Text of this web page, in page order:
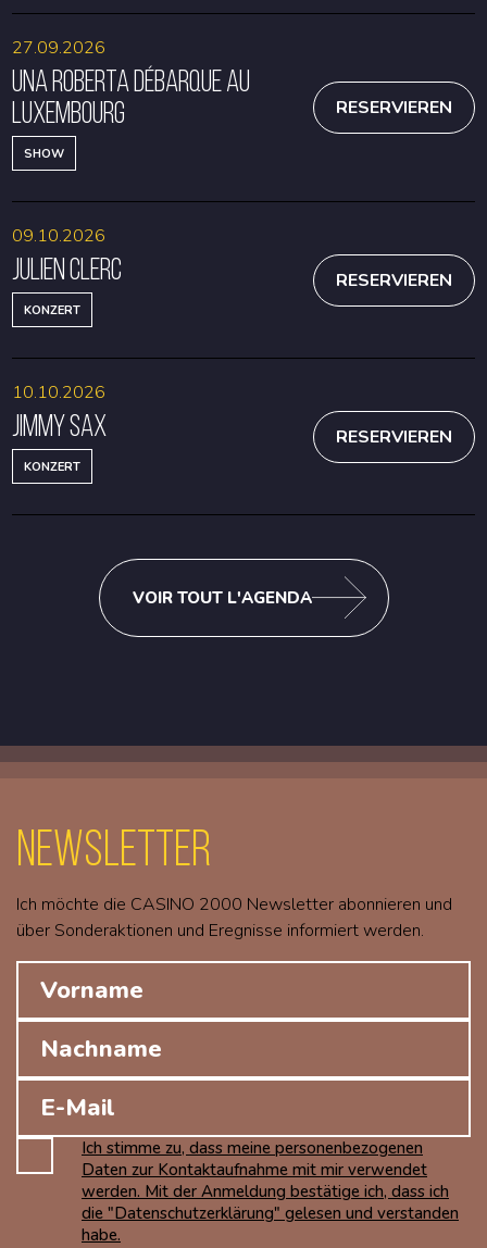
Una Roberta débarque au
Luxembourg
SHOW
27.09.2026
RESERVIEREN
Julien Clerc
KONZERT
09.10.2026
RESERVIEREN
Jimmy Sax
KONZERT
10.10.2026
RESERVIEREN
VOIR TOUT L'AGENDA
Newsletter
Ich möchte die CASINO 2000 Newsletter abonnieren und
über Sonderaktionen und Eregnisse informiert werden.
Ich stimme zu, dass meine personenbezogenen
Daten zur Kontaktaufnahme mit mir verwendet
werden. Mit der Anmeldung bestätige ich, dass ich
die "Datenschutzerklärung" gelesen und verstanden
habe.